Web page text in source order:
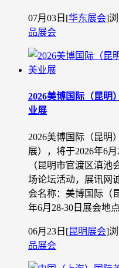
07月03日 [华东展会]
品展会
2026美博国际（昆明
业展
2026美博国际（昆明
展），将于2026年6
（昆明市官渡区滇池
场论坛活动，展讯网
会名称：美博国际（
年6月28-30日展会地
06月23日 [昆明展会]
品展会